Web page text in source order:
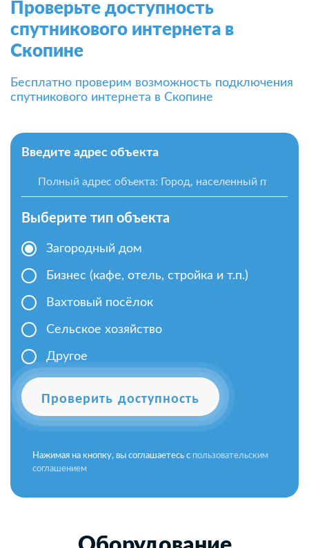
Проверьте доступность
спутникового интернета в
Скопине
Бесплатно проверим возможность подключения
спутникового интернета в Скопине
Введите адрес объекта
Выберите тип объекта
Загородный дом
Бизнес (кафе, отель, стройка и т.п.)
Вахтовый посёлок
Сельское хозяйство
Другое
Проверить доступность
Нажимая на кнопку, вы соглашаетесь с пользовательским
соглашением